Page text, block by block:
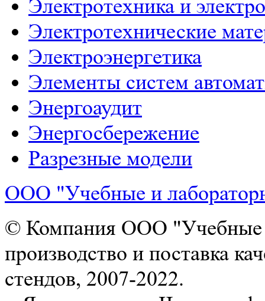
Электротехника и
Электротехнические
Электроэнергетика
Элементы систем
Энергоаудит
Энергосбережение
Разрезные модели
ООО "Учебные и
© Компания ООО "Учебные
производство и поставка
стендов, 2007-2022.